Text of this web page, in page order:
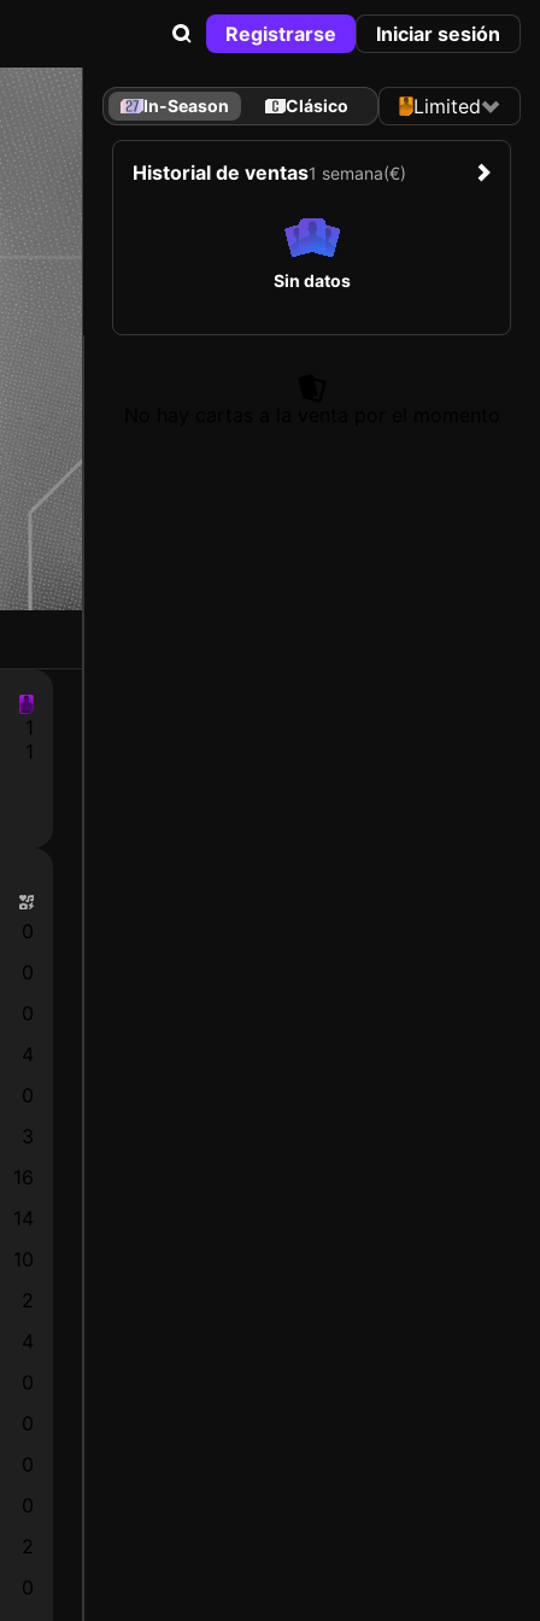
Registrarse Iniciar sesión
1
1
0
0
0
4
0
3
16
14
10
2
4
0
0
0
0
2
0
In-Season Clásico Limited
Historial de ventas1 semana(€)
Sin datos